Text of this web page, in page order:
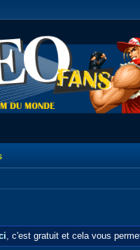
, c'est gratuit et cela vous